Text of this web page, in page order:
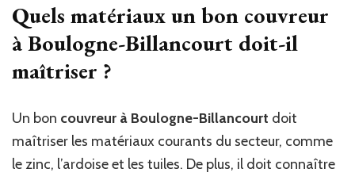
Quels matériaux un bon couvreur
à Boulogne-Billancourt doit-il
maîtriser ?
Un bon couvreur à Boulogne-Billancourt doit
maîtriser les matériaux courants du secteur, comme
le zinc, l’ardoise et les tuiles. De plus, il doit connaître